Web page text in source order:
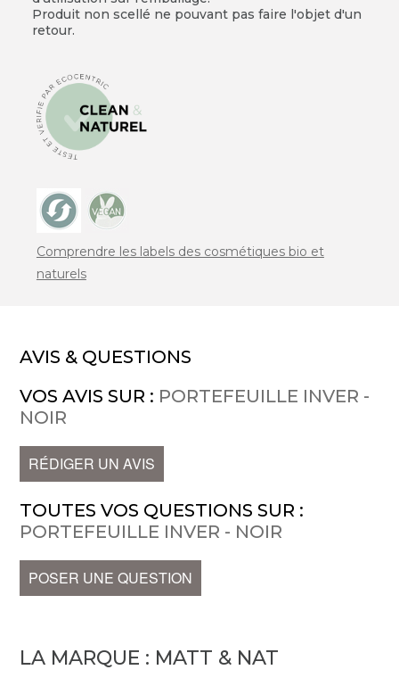
Produit non scellé ne pouvant pas faire l'objet d'un
retour.
Comprendre les labels des cosmétiques bio et
naturels
AVIS & QUESTIONS
VOS AVIS SUR : PORTEFEUILLE INVER -
NOIR
RÉDIGER UN AVIS
TOUTES VOS QUESTIONS SUR :
PORTEFEUILLE INVER - NOIR
POSER UNE QUESTION
LA MARQUE : MATT & NAT